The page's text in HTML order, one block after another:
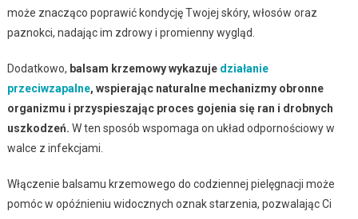
może znacząco poprawić kondycję Twojej skóry, włosów oraz
paznokci, nadając im zdrowy i promienny wygląd.
Dodatkowo, balsam krzemowy wykazuje działanie
przeciwzapalne, wspierając naturalne mechanizmy obronne
organizmu i przyspieszając proces gojenia się ran i drobnych
uszkodzeń. W ten sposób wspomaga on układ odpornościowy w
walce z infekcjami.
Włączenie balsamu krzemowego do codziennej pielęgnacji może
pomóc w opóźnieniu widocznych oznak starzenia, pozwalając Ci